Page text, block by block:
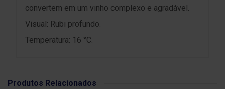
convertem em um vinho complexo e agradável.
Visual: Rubi profundo.
Temperatura: 16 °C.
Produtos Relacionados